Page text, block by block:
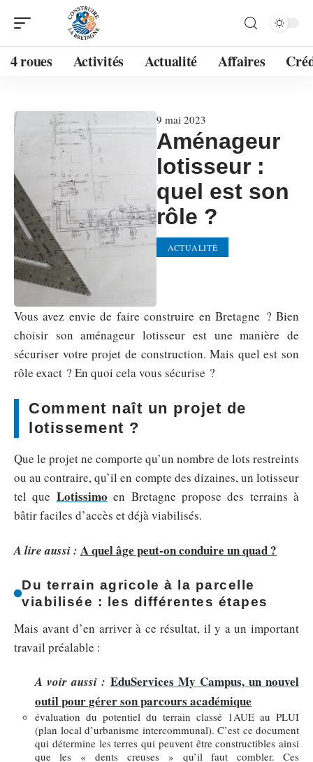
4 roues Activités Actualité Affaires
9 mai 2023
Aménageur
lotisseur :
quel est son
rôle ?
ACTUALITÉ
Vous avez envie de faire construire en Bretagne ? Bien
choisir son aménageur lotisseur est une manière de
sécuriser votre projet de construction. Mais quel est son
rôle exact ? En quoi cela vous sécurise ?
Comment naît un projet de
lotissement ?
Que le projet ne comporte qu’un nombre de lots restreints
ou au contraire, qu’il en compte des dizaines, un lotisseur
tel que Lotissimo en Bretagne propose des terrains à
bâtir faciles d’accès et déjà viabilisés.
A lire aussi : A quel âge peut-on conduire un quad ?
Du terrain agricole à la parcelle
viabilisée : les différentes étapes
Mais avant d’en arriver à ce résultat, il y a un important
travail préalable :
A voir aussi : EduServices My Campus, un nouvel
outil pour gérer son parcours académique
évaluation du potentiel du terrain classé 1AUE au PLUI
(plan local d’urbanisme intercommunal). C’est ce document
qui détermine les terres qui peuvent être constructibles ainsi
que les « dents creuses » qu’il faut combler. Ces